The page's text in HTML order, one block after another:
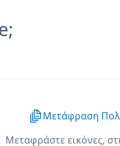
Μετάφραση
Μεταφράστε εικόνες,